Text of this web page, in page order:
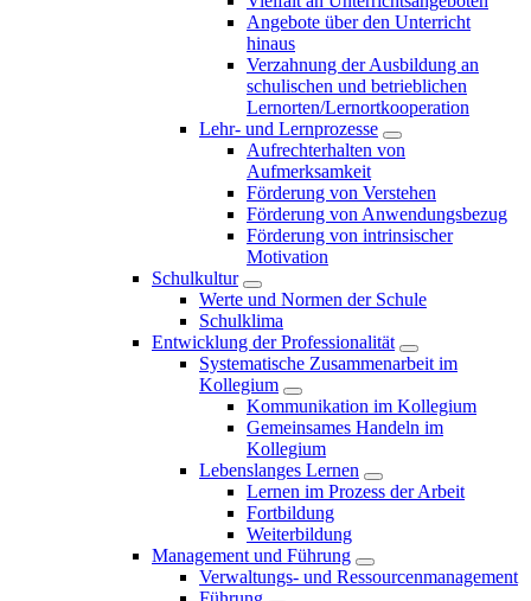
Angebote über den Unterricht
hinaus
Verzahnung der Ausbildung an
schulischen und betrieblichen
Lernorten/Lernortkooperation
Lehr- und Lernprozesse
Aufrechterhalten von
Aufmerksamkeit
Förderung von Verstehen
Förderung von Anwendungsbezug
Förderung von intrinsischer
Motivation
Schulkultur
Werte und Normen der Schule
Schulklima
Entwicklung der Professionalität
Systematische Zusammenarbeit im
Kollegium
Kommunikation im Kollegium
Gemeinsames Handeln im
Kollegium
Lebenslanges Lernen
Lernen im Prozess der Arbeit
Fortbildung
Weiterbildung
Management und Führung
Verwaltungs- und Ressourcenmanagement